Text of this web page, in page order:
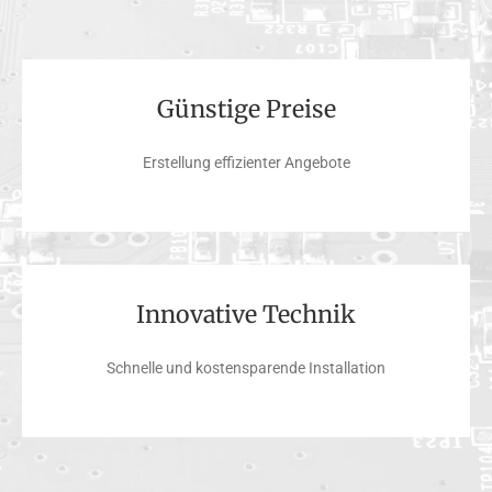
Günstige Preise
Erstellung effizienter Angebote
Innovative Technik
Schnelle und kostensparende Installation